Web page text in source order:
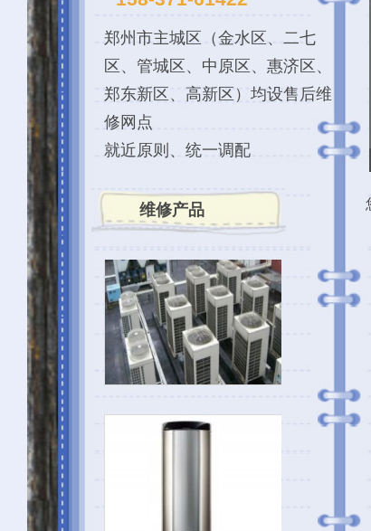
维修产品 您现在的位置是：
理？这是大
却没有带来
不凉的情况，
首先，
动，这可能
果温度设定
在24°C至
另外，
制冷
效果